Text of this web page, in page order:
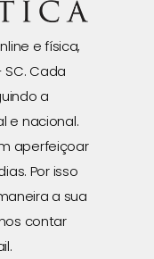
e física,
Cada
a
e nacional.
aperfeiçoar
Por isso
a sua
contar